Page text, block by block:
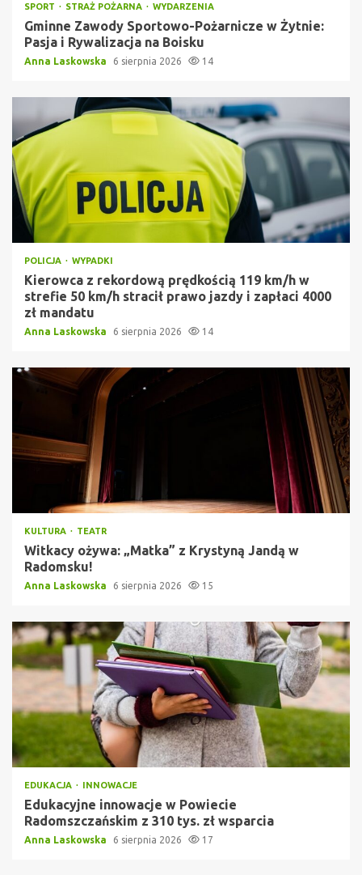
SPORT STRAŻ POŻARNA WYDARZENIA
Gminne Zawody Sportowo-Pożarnicze w Żytnie:
Pasja i Rywalizacja na Boisku
Anna Laskowska 6 sierpnia 2026 14
POLICJA WYPADKI
Kierowca z rekordową prędkością 119 km/h w
strefie 50 km/h stracił prawo jazdy i zapłaci 4000
zł mandatu
Anna Laskowska 6 sierpnia 2026 14
KULTURA TEATR
Witkacy ożywa: „Matka” z Krystyną Jandą w
Radomsku!
Anna Laskowska 6 sierpnia 2026 15
EDUKACJA INNOWACJE
Edukacyjne innowacje w Powiecie
Radomszczańskim z 310 tys. zł wsparcia
Anna Laskowska 6 sierpnia 2026 17